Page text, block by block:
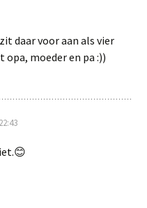
daar voor aan als vier
opa, moeder en pa :))